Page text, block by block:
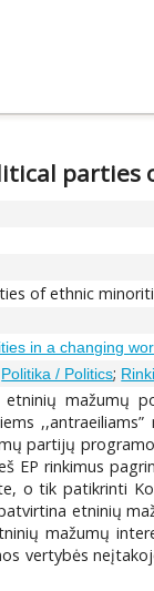
of ethnic
in a changing
Politika / Politics;
mažumų
partijų
EP rinkimus
o tik patikrinti
etninių
mažumų
vertybės